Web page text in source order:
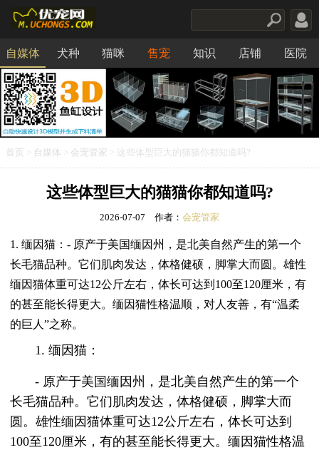
自媒体 犬种 猫咪 售宠 知识 店铺 医院
食品
首页 自媒体 会宠管家 > 这些体型巨大的猫猫你都知道吗?
这些体型巨大的猫猫你都知道吗?
2026-07-07 作者： 会宠管家
1. 缅因猫：- 原产于美国缅因州，是北美自然产生的第一个
长毛猫品种。它们肌肉发达，体格健硕，脚掌大而圆。雄性
缅因猫体重可达12公斤左右，体长可达到100至120厘米，有
的甚至能长得更大。缅因猫性格温顺，对人友善，有“温柔
的巨人”之称。
1. 缅因猫：
- 原产于美国缅因州，是北美自然产生的第一个
长毛猫品种。它们肌肉发达，体格健硕，脚掌大而
圆。雄性缅因猫体重可达12公斤左右，体长可达到
100至120厘米，有的甚至能长得更大。缅因猫性格温